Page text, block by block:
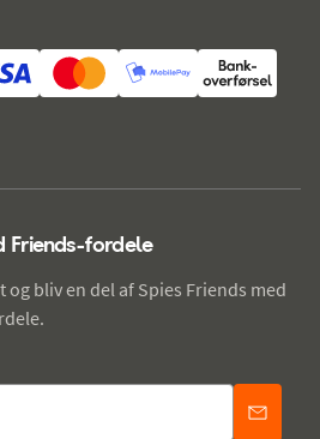
Friends-fordele
bliv en del af Spies Friends med